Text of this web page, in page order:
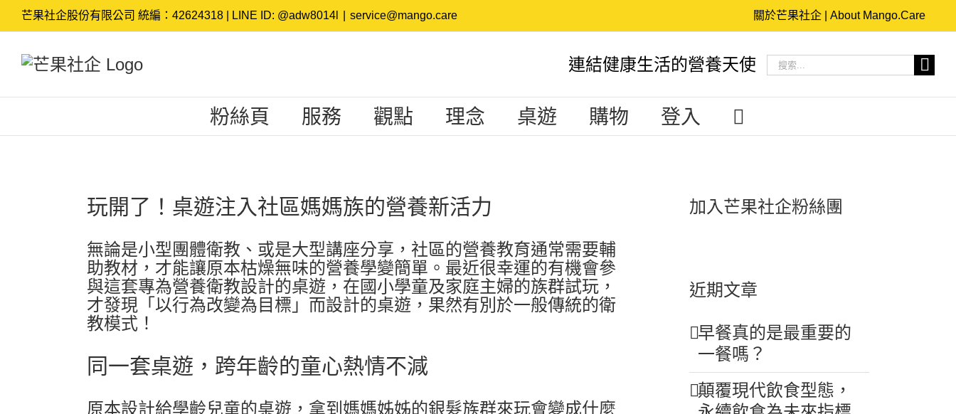
Skip
to
content
芒果社企股份有限公司 統編：42624318 | LINE ID: @adw8014l service@mango.care 關於芒果社企 | About Mango.Care
連結健康生活的營養天使
搜
粉絲頁 服務 觀點 理念 桌遊 購物 登入
Larger
玩開了！桌遊注入社區媽媽族的營養新活力
無論是小型團體衛教、或是大型講座分享，社區的營養教育通常需要輔
助教材，才能讓原本枯燥無味的營養學變簡單。最近很幸運的有機會參
與這套專為營養衛教設計的桌遊，在國小學童及家庭主婦的族群試玩，
才發現「以行為改變為目標」而設計的桌遊，果然有別於一般傳統的衛
教模式！
同一套桌遊，跨年齡的童心熱情不減
原本設計給學齡兒童的桌遊，拿到媽媽姊姊的銀髮族群來玩會變成什麼
加入芒果社企粉絲團
近期文章
早餐真的是最重要的
一餐嗎？
顛覆現代飲食型態，